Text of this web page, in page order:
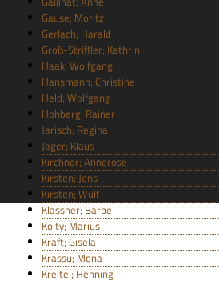
Gause; Moritz
Gerlach; Harald
Groß-Striffler; Kathrin
Haak; Wolfgang
Hansmann; Christine
Held; Wolfgang
Hohberg; Rainer
Jarisch; Regina
Jäger; Klaus
Kirchner; Annerose
Kirsten; Jens
Kirsten; Wulf
Klässner; Bärbel
Koity; Marius
Kraft; Gisela
Krassu; Mona
Kreitel; Henning